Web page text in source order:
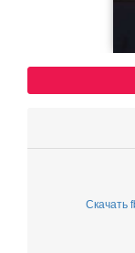
Скачать